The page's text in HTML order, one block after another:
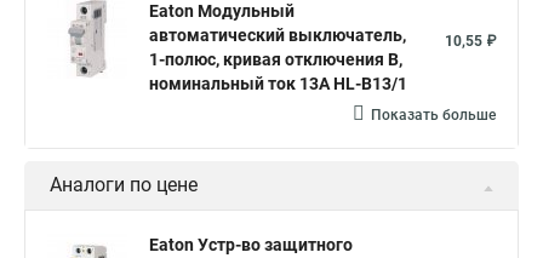
Eaton Модульный
автоматический выключатель,
1-полюс, кривая отключения B,
номинальный ток 13А HL-B13/1
10,55 ₽
Показать больше
Аналоги по цене
Eaton Устр-во защитного